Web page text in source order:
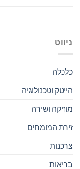
ניווט
כלכלה
הייטק וטכנולוגיה
מוזיקה ושירה
זירת המומחים
צרכנות
בריאות